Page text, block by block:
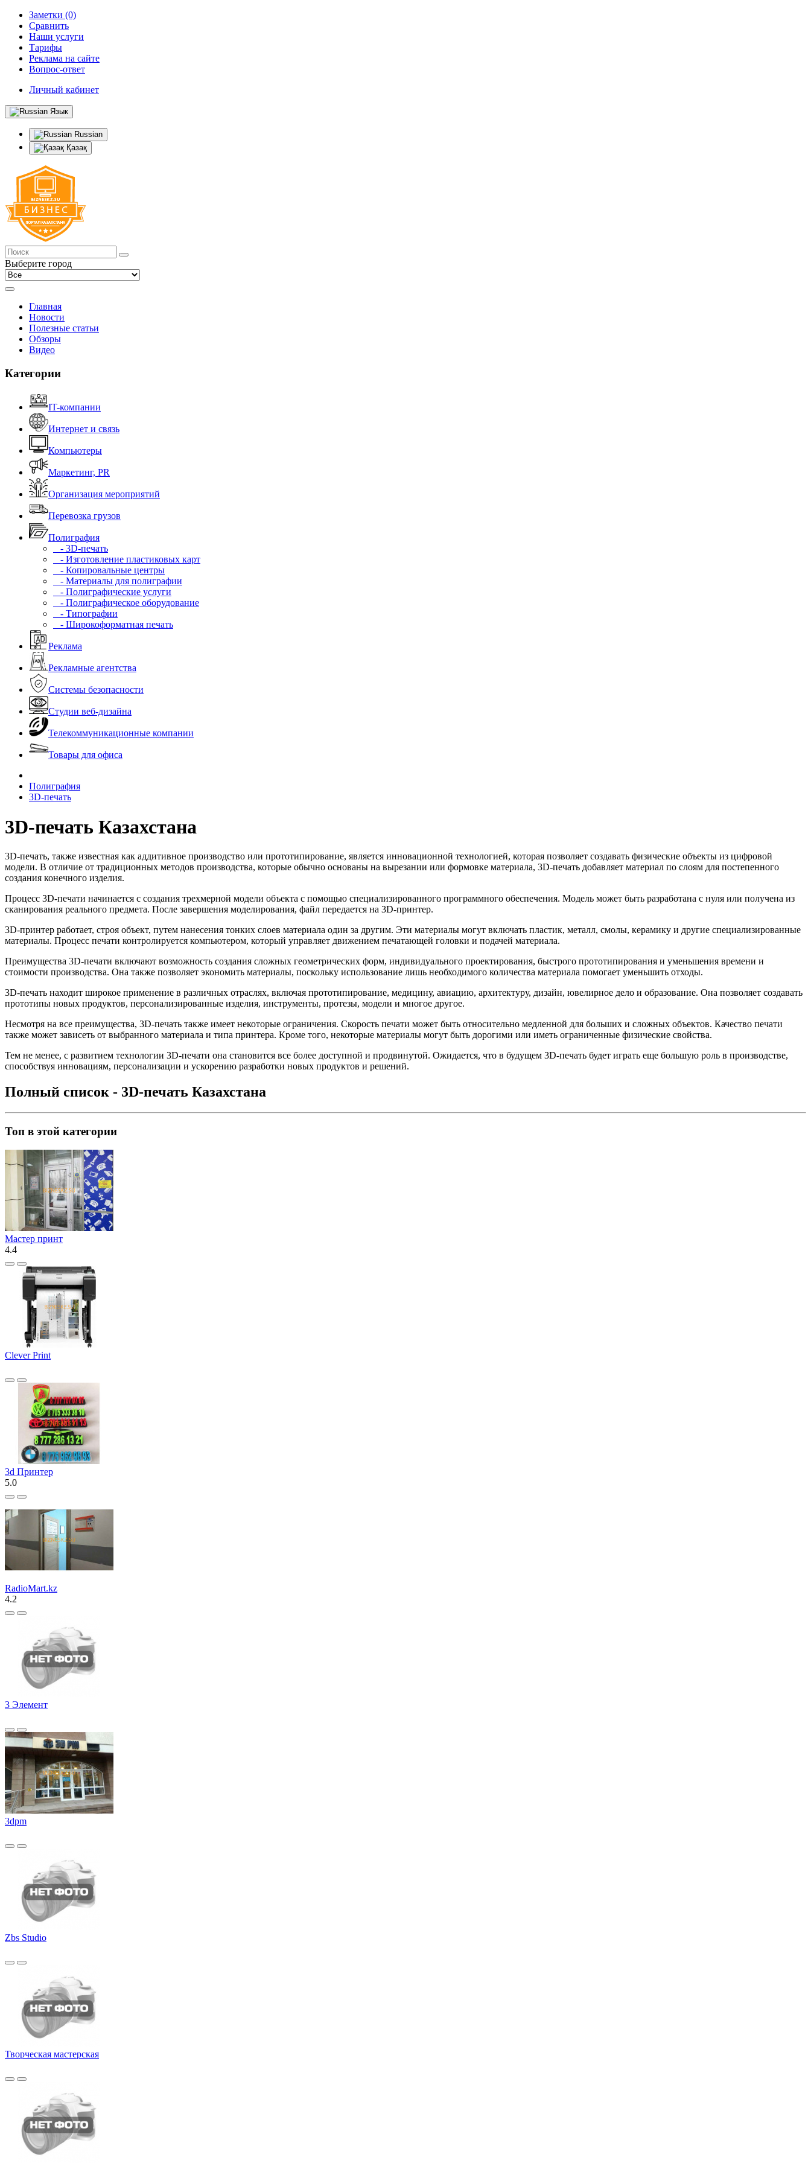
Заметки (0)
Сравнить
Наши услуги
Тарифы
Реклама на сайте
Вопрос-ответ
Личный кабинет
Язык
Russian
Қазақ
Выберите город
Главная
Новости
Полезные статьи
Обзоры
Видео
Категории
IT-компании
Интернет и связь
Компьютеры
Маркетинг, PR
Организация мероприятий
Перевозка грузов
Полиграфия
- 3D-печать
- Изготовление пластиковых карт
- Копировальные центры
- Материалы для полиграфии
- Полиграфические услуги
- Полиграфическое оборудование
- Типографии
- Широкоформатная печать
Реклама
Рекламные агентства
Системы безопасности
Студии веб-дизайна
Телекоммуникационные компании
Товары для офиса
Полиграфия
3D-печать
3D-печать Казахстана
3D-печать, также известная как аддитивное производство или прототипирование, является инновационной технологией, которая позволяет создавать физические объекты из цифровой
модели. В отличие от традиционных методов производства, которые обычно основаны на вырезании или формовке материала, 3D-печать добавляет материал по слоям для постепенного
создания конечного изделия.
Процесс 3D-печати начинается с создания трехмерной модели объекта с помощью специализированного программного обеспечения. Модель может быть разработана с нуля или получена из
сканирования реального предмета. После завершения моделирования, файл передается на 3D-принтер.
3D-принтер работает, строя объект, путем нанесения тонких слоев материала один за другим. Эти материалы могут включать пластик, металл, смолы, керамику и другие специализированные
материалы. Процесс печати контролируется компьютером, который управляет движением печатающей головки и подачей материала.
Преимущества 3D-печати включают возможность создания сложных геометрических форм, индивидуального проектирования, быстрого прототипирования и уменьшения времени и
стоимости производства. Она также позволяет экономить материалы, поскольку использование лишь необходимого количества материала помогает уменьшить отходы.
3D-печать находит широкое применение в различных отраслях, включая прототипирование, медицину, авиацию, архитектуру, дизайн, ювелирное дело и образование. Она позволяет создавать
прототипы новых продуктов, персонализированные изделия, инструменты, протезы, модели и многое другое.
Несмотря на все преимущества, 3D-печать также имеет некоторые ограничения. Скорость печати может быть относительно медленной для больших и сложных объектов. Качество печати
также может зависеть от выбранного материала и типа принтера. Кроме того, некоторые материалы могут быть дорогими или иметь ограниченные физические свойства.
Тем не менее, с развитием технологии 3D-печати она становится все более доступной и продвинутой. Ожидается, что в будущем 3D-печать будет играть еще большую роль в производстве,
способствуя инновациям, персонализации и ускорению разработки новых продуктов и решений.
Полный список - 3D-печать Казахстана
Топ в этой категории
Мастер принт
4.4
Clever Print
3d Принтер
5.0
RadioMart.kz
4.2
3 Элемент
3dpm
Zbs Studio
Творческая мастерская